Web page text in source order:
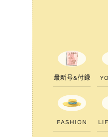
最新号&付録 YO
FAS H ION LI F
最新号&付録 YO
FAS H ION LI F